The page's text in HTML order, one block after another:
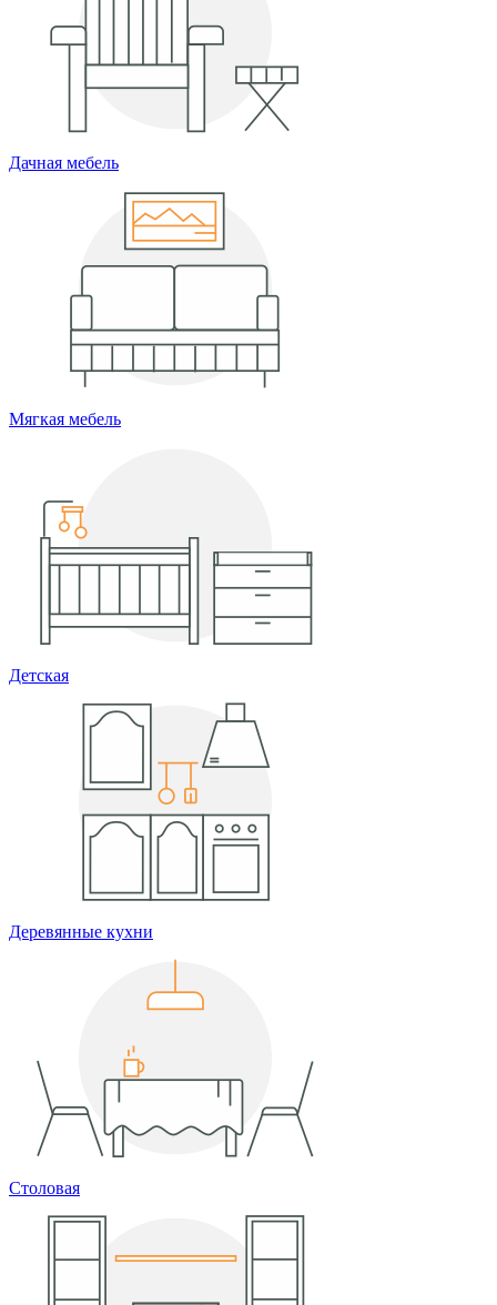
Дачная мебель
Мягкая мебель
Детская
Деревянные кухни
Столовая